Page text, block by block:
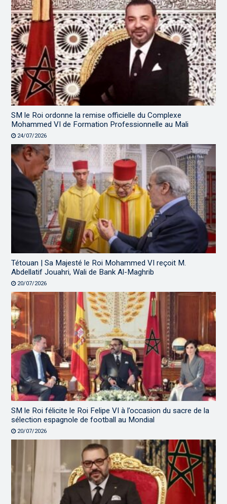
SM le Roi ordonne la remise officielle du Complexe
Mohammed VI de Formation Professionnelle au Mali
24/07/2026
Tétouan | Sa Majesté le Roi Mohammed VI reçoit M.
Abdellatif Jouahri, Wali de Bank Al-Maghrib
20/07/2026
SM le Roi félicite le Roi Felipe VI à l’occasion du sacre de la
sélection espagnole de football au Mondial
20/07/2026